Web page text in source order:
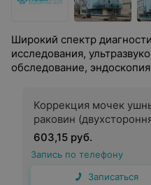
Широкий спектр
исследования,
обследование, эндоскопия
Коррекция мочек
раковин
603,15 руб.
Запись по телефону
Записаться